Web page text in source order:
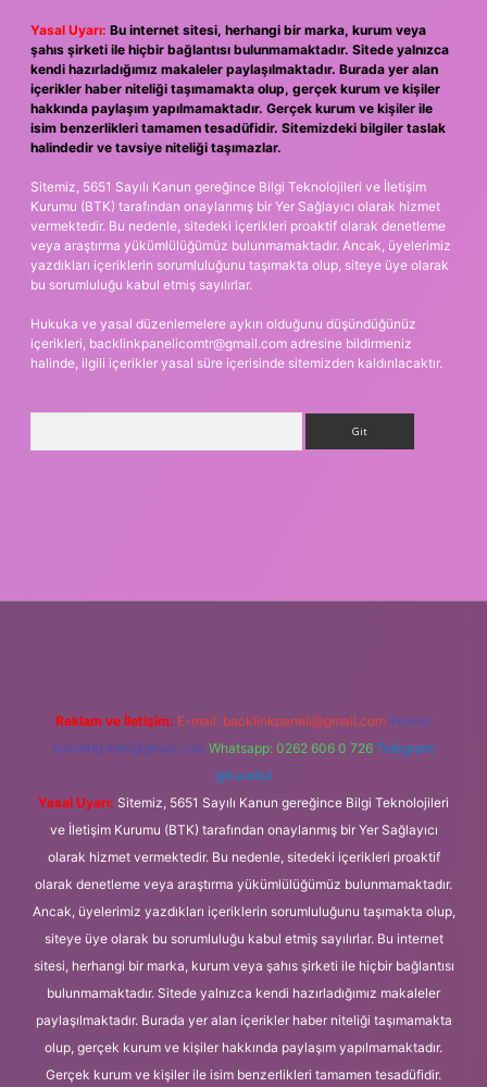
Yasal Uyarı: Bu internet sitesi, herhangi bir marka, kurum veya
şahıs şirketi ile hiçbir bağlantısı bulunmamaktadır. Sitede yalnızca
kendi hazırladığımız makaleler paylaşılmaktadır. Burada yer alan
içerikler haber niteliği taşımamakta olup, gerçek kurum ve kişiler
hakkında paylaşım yapılmamaktadır. Gerçek kurum ve kişiler ile
isim benzerlikleri tamamen tesadüfidir. Sitemizdeki bilgiler taslak
halindedir ve tavsiye niteliği taşımazlar.
Sitemiz, 5651 Sayılı Kanun gereğince Bilgi Teknolojileri ve İletişim
Kurumu (BTK) tarafından onaylanmış bir Yer Sağlayıcı olarak hizmet
vermektedir. Bu nedenle, sitedeki içerikleri proaktif olarak denetleme
veya araştırma yükümlülüğümüz bulunmamaktadır. Ancak, üyelerimiz
yazdıkları içeriklerin sorumluluğunu taşımakta olup, siteye üye olarak
bu sorumluluğu kabul etmiş sayılırlar.
Hukuka ve yasal düzenlemelere aykırı olduğunu düşündüğünüz
içerikleri, backlinkpanelicomtr@gmail.com adresine bildirmeniz
halinde, ilgili içerikler yasal süre içerisinde sitemizden kaldırılacaktır.
Reklam ve İletişim: E-mail: backlinkpaneli@gmail.com Teams:
forumhizmeti@gmail.com Whatsapp: 0262 606 0 726 Telegram:
@karabul
Yasal Uyarı: Sitemiz, 5651 Sayılı Kanun gereğince Bilgi Teknolojileri
ve İletişim Kurumu (BTK) tarafından onaylanmış bir Yer Sağlayıcı
olarak hizmet vermektedir. Bu nedenle, sitedeki içerikleri proaktif
olarak denetleme veya araştırma yükümlülüğümüz bulunmamaktadır.
Ancak, üyelerimiz yazdıkları içeriklerin sorumluluğunu taşımakta olup,
siteye üye olarak bu sorumluluğu kabul etmiş sayılırlar. Bu internet
sitesi, herhangi bir marka, kurum veya şahıs şirketi ile hiçbir bağlantısı
bulunmamaktadır. Sitede yalnızca kendi hazırladığımız makaleler
paylaşılmaktadır. Burada yer alan içerikler haber niteliği taşımamakta
olup, gerçek kurum ve kişiler hakkında paylaşım yapılmamaktadır.
Gerçek kurum ve kişiler ile isim benzerlikleri tamamen tesadüfidir.